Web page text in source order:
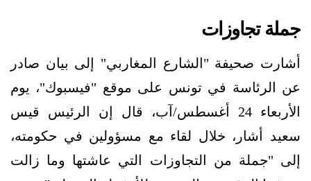
جملة تجاوزات
أشارت صحيفة "الشارع المغاربي" إلى بيان صادر
عن الرئاسة في تونس على موقع "فيسبوك"، يوم
الأربعاء 24 أغسطس/آب، قال إن الرئيس قيس
سعيد أشار، خلال لقاء مع مسؤولين في حكومته،
إلى "جملة من التجاوزات التي عاشتها وما زالت